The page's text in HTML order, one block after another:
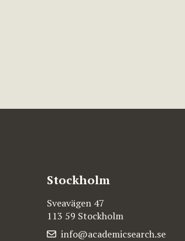
Stockholm
Sveavägen 47
113 59 Stockholm
info@academicsearch.se